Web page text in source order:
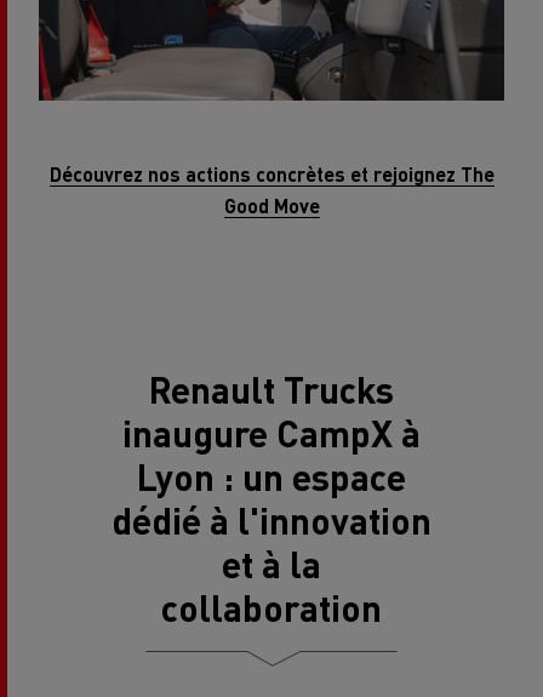
️Découvrez nos actions concrètes et rejoignez The
Good Move
Renault Trucks
inaugure CampX à
Lyon : un espace
dédié à l'innovation
et à la
collaboration